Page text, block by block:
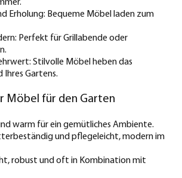
Erholung: Bequeme Möbel laden zum
Perfekt für Grillabende oder
Stilvolle Möbel heben das
Ihres Gartens.
Möbel für den Garten
warm für ein gemütliches Ambiente.
und pflegeleicht, modern im
robust und oft in Kombination mit